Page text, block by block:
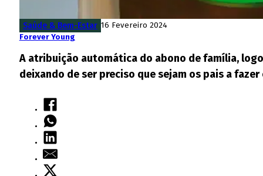
Saúde & Bem-Estar 16 Fevereiro 2024
Forever Young
A atribuição automática do abono de família,
deixando de ser preciso que sejam os pais a